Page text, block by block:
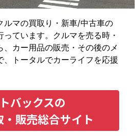
ルマの買取り・新車/中古車の
ています。クルマを売る時・
、カー用品の販売・その後のメ
、トータルでカーライフを応援
バックスの
・販売総合サイト